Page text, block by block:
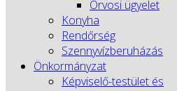
Orvosi ügyelet
Konyha
Rendőrség
Szennyvízberuházás
Önkormányzat
Képviselő-testület és